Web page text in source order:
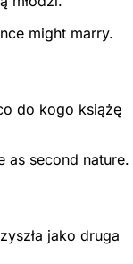
might marry.
do kogo książę
as second nature.
jako druga